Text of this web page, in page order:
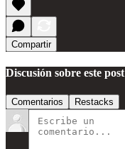
Compartir
Discusión sobre este post
Comentarios Restacks